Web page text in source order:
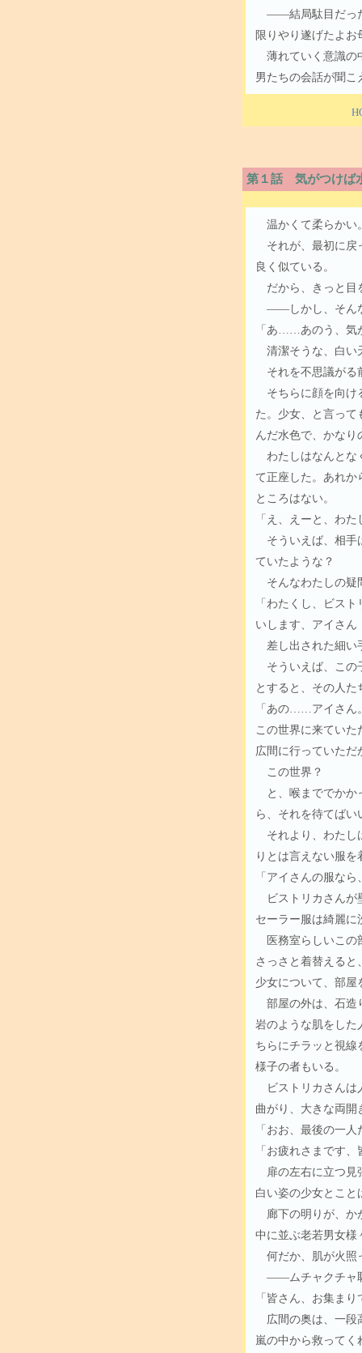
――結局駄目だった
限りやり遂げたよ
薄れていく意識の
男たちの会話が聞こ
第１話 気がつけば
温かくて柔らかい
それが、最初に戻
良く似ている。
だから、きっと目
――しかし、そん
「あ……あのう、気
清潔そうな、白い
それを不思議がる
そちらに顔を向け
た。少女、と言っ
んだ水色で、かなり
わたしはなんとな
て正座した。あれ
ところはない。
「え、えーと、わ
そういえば、相手
ていたような？
そんなわたしの疑
「わたくし、ビス
いします、アイさん
差し出された細い
そういえば、この
とすると、その人
「あの……アイさん
この世界に来てい
広間に行っていた
この世界？
と、喉まででかか
ら、それを待てばい
それより、わたし
りとは言えない服
「アイさんの服な
ビストリカさんが
セーラー服は綺麗
医務室らしいこの
さっさと着替える
少女について、部屋
部屋の外は、石造
岩のような肌をした
ちらにチラッと視
様子の者もいる。
ビストリカさんは
曲がり、大きな両開
「おお、最後の一
「お疲れさまです、
扉の左右に立つ見
白い姿の少女とこと
廊下の明りが、か
中に並ぶ老若男女様
何だか、肌が火照
――ムチャクチャ
「皆さん、お集ま
広間の奥は、一段
嵐の中から救ってく